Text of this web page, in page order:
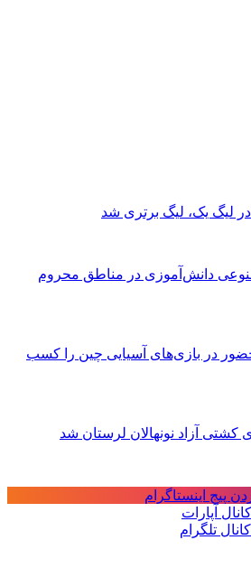
در لیگ یک، لیگ برتری شد
مصنوعی دانش‌آموزی در مناطق محروم
در بازی‌های آسیایی چین را کسب
کشتی آزاد نونهالان لرستان شد
پیج اینستاگرام
آپارات
تلگرام